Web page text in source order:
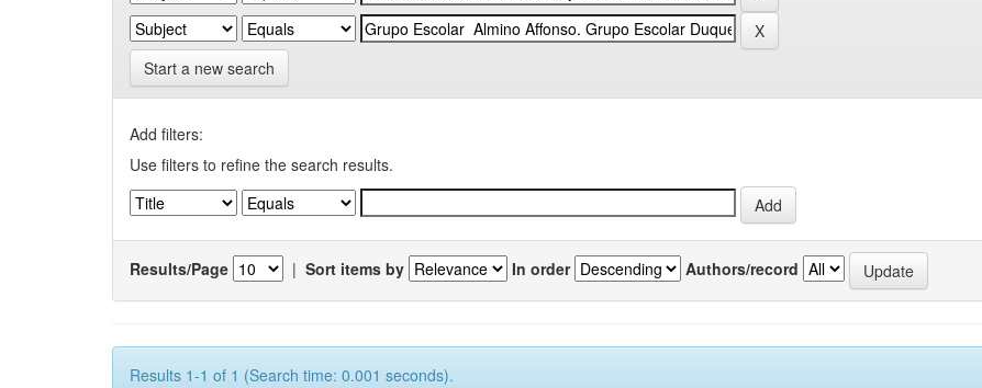
Start a new search
Add filters:
Use filters to refine the search results.
Results/Page | Sort items by In order Authors/record
Results 1-1 of 1 (Search time: 0.001 seconds).